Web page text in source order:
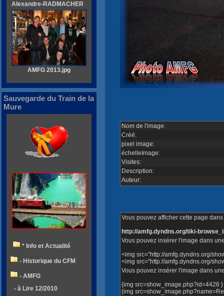
Nom de l'image:
Créé:
pixel image:
échelleImage:
Visites:
Description:
Auteur:
Vous pouvez afficher cette page
http://amfg.dyndns.org/tiki-
Vous pouvez insérer l'image dans
<img src="http://amfg.dyndns.org/
<img src="http://amfg.dyndns.org/
Vous pouvez insérer l'image dans
{img src=show_image.php?id=4426 }
{img
Alexandre-RADMACHER
AMFG 2013.jpg
Sauvegarde du Train de la
Mure
* Info et Actualité
- Historique du CFM
- AMFG
- à Lire 12/2010